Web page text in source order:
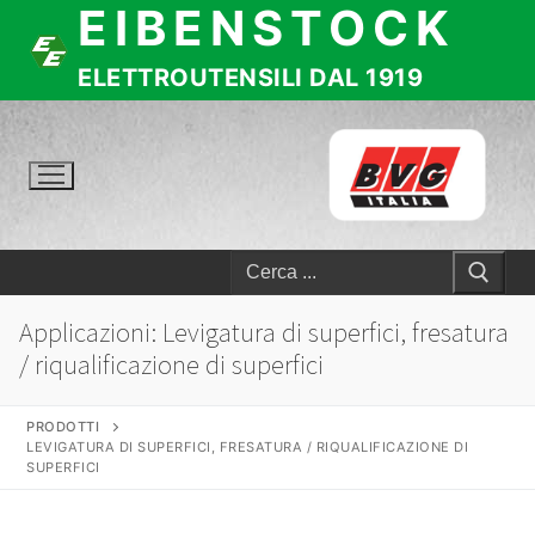
contenuto
EIBENSTOCK
ELETTROUTENSILI DAL 1919
Cerca:
Applicazioni: Levigatura di superfici, fresatura
/ riqualificazione di superfici
PRODOTTI
LEVIGATURA DI SUPERFICI, FRESATURA / RIQUALIFICAZIONE DI
SUPERFICI